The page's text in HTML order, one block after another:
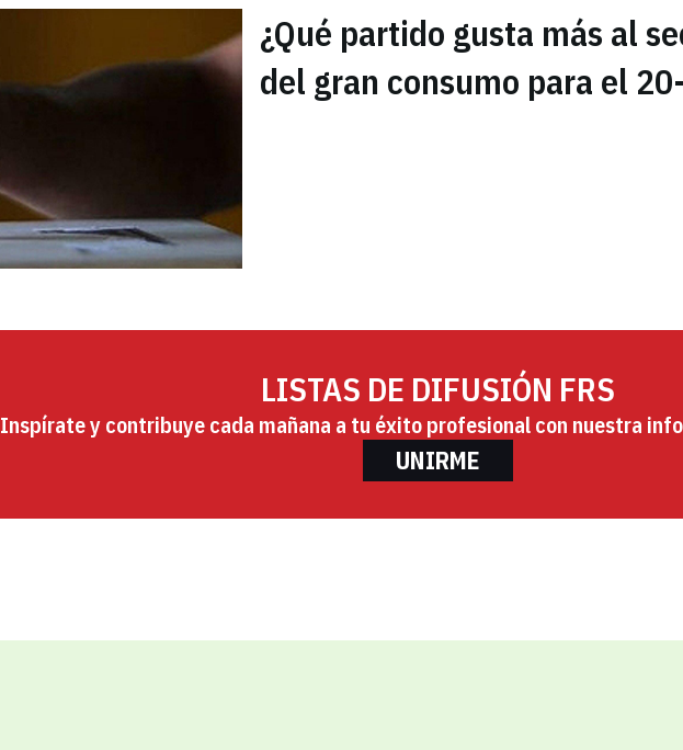
¿Qué partido gusta más al
del gran consumo para el
LISTAS DE DIFUSIÓN FRS
Inspírate y contribuye cada mañana a tu éxito profesional con nuestra
UNIRME